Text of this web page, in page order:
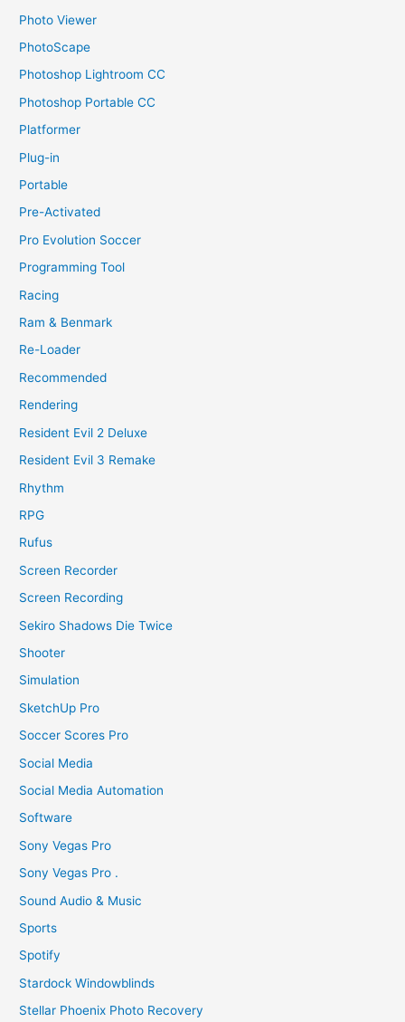
Photo Viewer
PhotoScape
Photoshop Lightroom CC
Photoshop Portable CC
Platformer
Plug-in
Portable
Pre-Activated
Pro Evolution Soccer
Programming Tool
Racing
Ram & Benmark
Re-Loader
Recommended
Rendering
Resident Evil 2 Deluxe
Resident Evil 3 Remake
Rhythm
RPG
Rufus
Screen Recorder
Screen Recording
Sekiro Shadows Die Twice
Shooter
Simulation
SketchUp Pro
Soccer Scores Pro
Social Media
Social Media Automation
Software
Sony Vegas Pro
Sony Vegas Pro .
Sound Audio & Music
Sports
Spotify
Stardock Windowblinds
Stellar Phoenix Photo Recovery